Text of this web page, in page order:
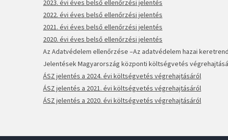
2023. évi éves belső ellenőrzési jelentés
2022. évi éves belső ellenőrzési jelentés
2021. évi éves belső ellenőrzési jelentés
2020. évi éves belső ellenőrzési jelentés
Az Adatvédelem ellenőrzése –Az adatvédelem hazai
JelentésekMagyarország központi költségvetés
ÁSZ jelentés a 2024. évi költségvetés végrehajtásáról
ÁSZ jelentés a 2021. évi költségvetés végrehajtásáról
ÁSZ jelentés a 2020. évi költségvetés végrehajtásáról